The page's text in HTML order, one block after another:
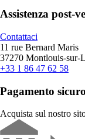
Assistenza post-
Contattaci
11 rue Bernard Maris
37270 Montlouis-sur-
+33 1 86 47 62 58
Pagamento sicuro
Acquista sul nostro